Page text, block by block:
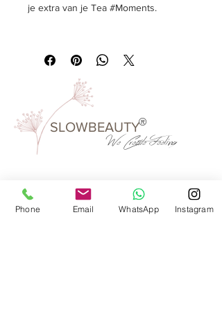
je extra van je Tea #Moments.
porseleinen cup 0,3 l, Ø 110
mm, hoogte 70 mm.
Verpakkingseenheid:
porselein wit, bedrukt black
SLOWBEAUTY
We CreateFeeling
®
Waarom SlowBeauty
Informatie voor salons
Phone Email WhatsApp Instagram